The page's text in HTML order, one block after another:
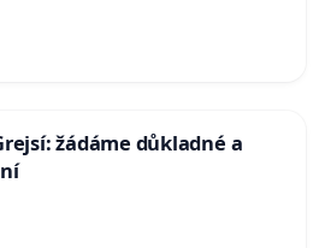
žádáme důkladné a